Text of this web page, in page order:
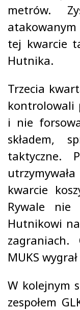
metrów.
tej kwarcie
Hutnika.
Trzecia
kontrolowali
i nie
składem,
taktyczne.
kwarcie
Rywale nie
Hutnikowi
zagraniach.
MUKS
W kolejnym
zespołem